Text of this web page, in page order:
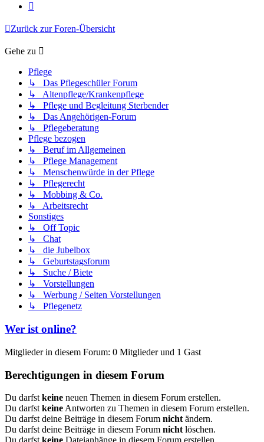
Zurück zur Foren-Übersicht
Gehe zu
Pflege
↳ Das Pflegeschüler Forum
↳ Altenpflege/Krankenpflege
↳ Pflege und Begleitung Sterbender
↳ Das Angehörigen-Forum
↳ Pflegeberatung
Pflege bezogen
↳ Beruf im Allgemeinen
↳ Pflege Management
↳ Menschenwürde in der Pflege
↳ Pflegerecht
↳ Mobbing & Co.
↳ Arbeitsrecht
Sonstiges
↳ Off Topic
↳ Chat
↳ die Jubelbox
↳ Geburtstagsforum
↳ Suche / Biete
↳ Vorstellungen
↳ Werbung / Seiten Vorstellungen
↳ Pflegenetz
Wer ist online?
Mitglieder in diesem Forum: 0 Mitglieder und 1 Gast
Berechtigungen in diesem Forum
Du darfst keine neuen Themen in diesem Forum erstellen.
Du darfst keine Antworten zu Themen in diesem Forum erstellen.
Du darfst deine Beiträge in diesem Forum nicht ändern.
Du darfst deine Beiträge in diesem Forum nicht löschen.